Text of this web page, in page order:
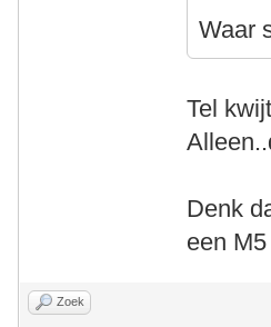
Waar
Tel
Denk
een
Zoek